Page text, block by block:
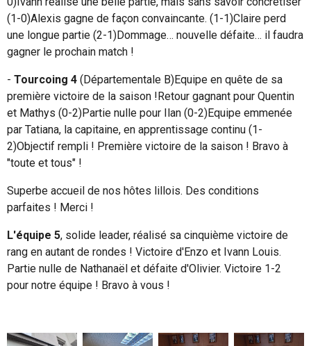
(1-0)Alexis gagne de façon convaincante. (1-1)Claire perd
une longue partie (2-1)Dommage… nouvelle défaite… il faudra
gagner le prochain match !
- Tourcoing 4 (Départementale B)Equipe en quête de sa
première victoire de la saison !Retour gagnant pour Quentin
et Mathys (0-2)Partie nulle pour Ilan (0-2)Equipe emmenée
par Tatiana, la capitaine, en apprentissage continu (1-
2)Objectif rempli ! Première victoire de la saison ! Bravo à
"toute et tous" !
Superbe accueil de nos hôtes lillois. Des conditions
parfaites ! Merci !
L'équipe 5, solide leader, réalisé sa cinquième victoire de
rang en autant de rondes ! Victoire d'Enzo et Ivann Louis.
Partie nulle de Nathanaël et défaite d'Olivier. Victoire 1-2
pour notre équipe ! Bravo à vous !